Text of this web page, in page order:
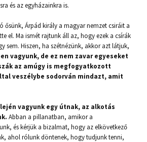
és az egyházainkra is.
ősünk, Árpád király a magyar nemzet csiráit a
el. Ma ismét rajtunk áll az, hogy ezek a csírák
sem. Hiszen, ha szétnézünk, akkor azt látjuk,
vagyunk, de ez nem zavar egyeseket
az amúgy is megfogyatkozott
veszélybe sodorván mindazt, amit
vagyunk egy útnak, az alkotás
Abban a pillanatban, amikor a
és kérjük a bizalmat, hogy az elkövetkező
ahol rólunk döntenek, hogy tudjunk tenni,